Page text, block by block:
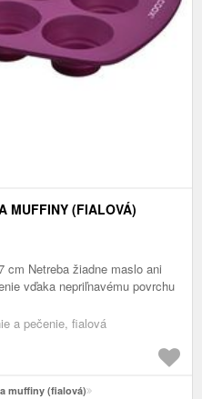
MUFFINY (FIALOVÁ)
Netreba žiadne maslo ani
vďaka nepriľnavému povrchu
a pečenie, fialová
muffiny (fialová)